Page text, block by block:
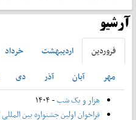
آرشیو
فروردين ارديبهشت خرداد
مهر
آبان آذر دی
هزار و یک شب- ۱۴۰۴
فراخوان اولین جشنواره بین